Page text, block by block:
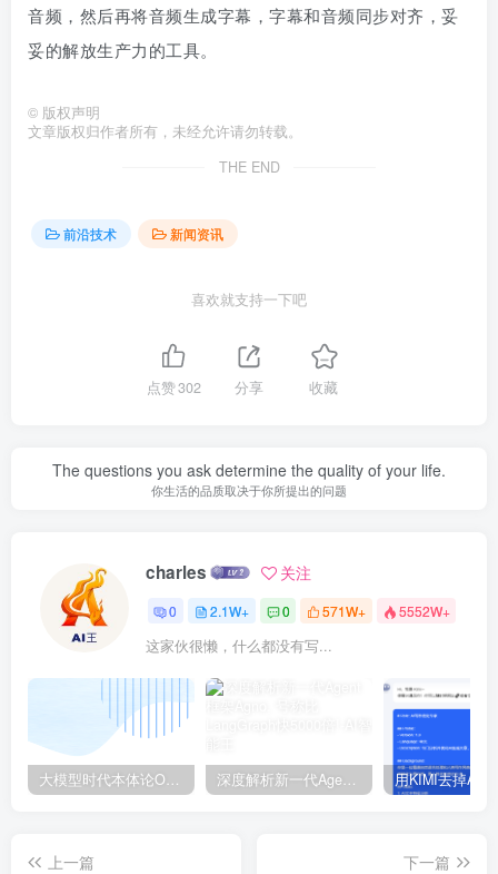
音频，然后再将音频生成字幕，字幕和音频同步对齐，妥
妥的解放生产力的工具。
© 版权声明
文章版权归作者所有，未经允许请勿转载。
THE END
前沿技术 新闻资讯
喜欢就支持一下吧
点赞302 分享 收藏
The questions you ask determine the quality of your life.
你生活的品质取决于你所提出的问题
charles 关注
0 2.1W+ 0 571W+ 5552W+
这家伙很懒，什么都没有写...
大模型时代本体论Ontology驱动的AI知识引擎助力企业智能决策系统的未来进化-一篇献给企业董事会和CIO的深度思考(第一篇) 深度解析新一代Agent框架Agno, 号称比LangGraph快5000倍!
上一篇
下一篇